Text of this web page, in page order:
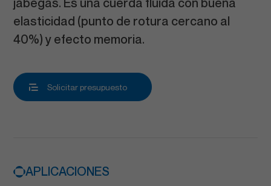
jábegas. Es una cuerda fluida con buena
elasticidad (punto de rotura cercano al
40%) y efecto memoria.
Solicitar presupuesto
APLICACIONES